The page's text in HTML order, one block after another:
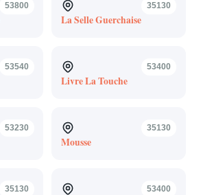
53800 35130
La Selle Guerchaise
53540 53400
Livre La Touche
53230 35130
Mousse
35130 53400